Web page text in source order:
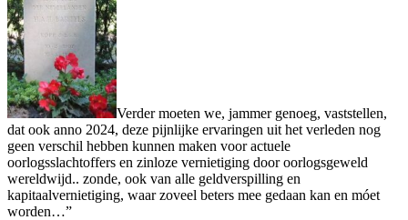
Verder moeten we, jammer genoeg, vaststellen,
dat ook anno 2024, deze pijnlijke ervaringen uit het verleden nog
geen verschil hebben kunnen maken voor actuele
oorlogsslachtoffers en zinloze vernietiging door oorlogsgeweld
wereldwijd.. zonde, ook van alle geldverspilling en
kapitaalvernietiging, waar zoveel beters mee gedaan kan en móet
worden…”